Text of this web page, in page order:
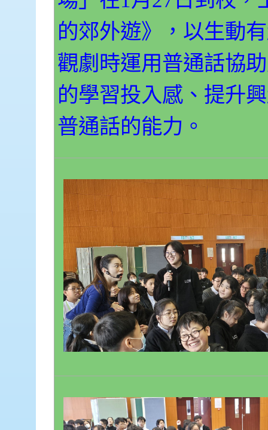
的郊外遊》，以生動
觀劇時運用普通話協
的學習投入感、提升
普通話的能力。